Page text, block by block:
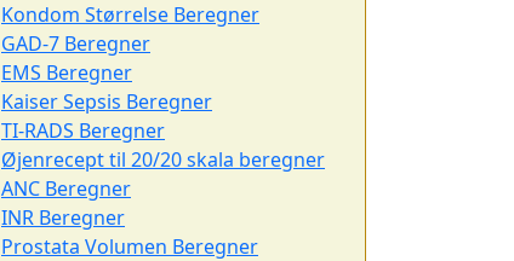
Kondom Størrelse Beregner
GAD-7 Beregner
EMS Beregner
Kaiser Sepsis Beregner
TI-RADS Beregner
Øjenrecept til 20/20 skala beregner
ANC Beregner
INR Beregner
Prostata Volumen Beregner